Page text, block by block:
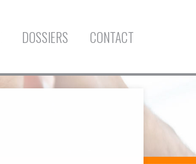
DOSSIERS CONTACT